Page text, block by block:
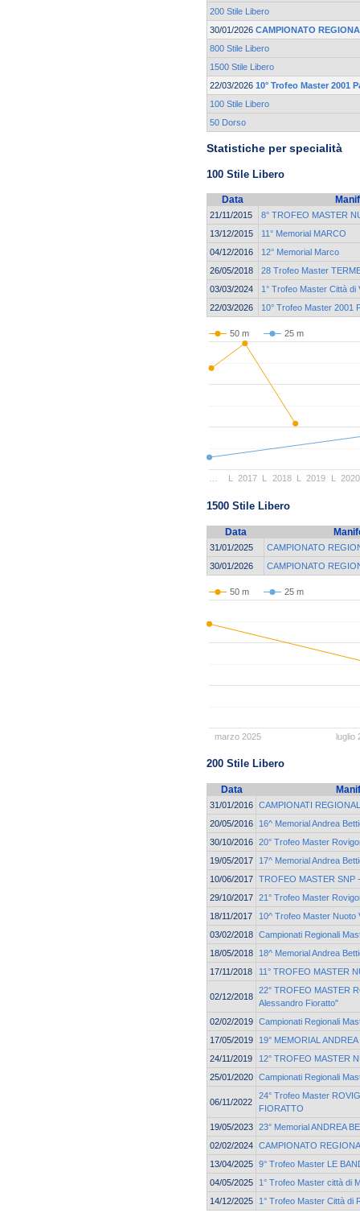
200 Stile Libero
30/01/2026 CAMPIONATO
800 Stile Libero
1500 Stile Libero
22/03/2026 10° Trofeo Master 2001
100 Stile Libero
50 Dorso
Statistiche per specialità
100 Stile Libero
Data
21/11/2015
8° TROFEO MASTER
13/12/2015
11° Memorial MARCO
04/12/2016
12° Memorial Marco
26/05/2018
28 Trofeo Master
03/03/2024
1° Trofeo Master Città di
22/03/2026
10° Trofeo Master 2001
50 m 25 m
2017 2018 2019 2020
1500 Stile Libero
Data
31/01/2025
CAMPIONATO
30/01/2026
CAMPIONATO
50 m 25 m
marzo 2025 luglio
200 Stile Libero
Data
31/01/2016 CAMPIONATI
20/05/2016
16^ Memorial Andrea
30/10/2016 20° Trofeo Master
19/05/2017
17^ Memorial Andrea
10/06/2017 TROFEO MASTER SNP
29/10/2017 21° Trofeo Master
18/11/2017
10^ Trofeo Master Nuoto
03/02/2018 Campionati Regionali
18/05/2018
18^ Memorial Andrea
17/11/2018
11° TROFEO MASTER
02/12/2018
22° TROFEO MASTER
Alessandro Fioratto"
02/02/2019 Campionati Regionali
17/05/2019
19° MEMORIAL
24/11/2019
12° TROFEO MASTER
25/01/2020 Campionati Regionali
06/11/2022
24° Trofeo Master
FIORATTO
19/05/2023 23° Memorial ANDREA
02/02/2024 CAMPIONATO
13/04/2025 9° Trofeo Master LE
04/05/2025
1° Trofeo Master città di
14/12/2025
1° Trofeo Master Città di